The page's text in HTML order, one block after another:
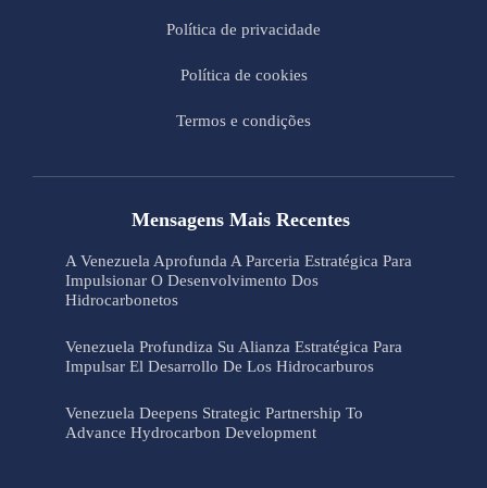
Política de privacidade
Política de cookies
Termos e condições
Mensagens Mais Recentes
A Venezuela Aprofunda A Parceria Estratégica Para
Impulsionar O Desenvolvimento Dos
Hidrocarbonetos
Venezuela Profundiza Su Alianza Estratégica Para
Impulsar El Desarrollo De Los Hidrocarburos
Venezuela Deepens Strategic Partnership To
Advance Hydrocarbon Development